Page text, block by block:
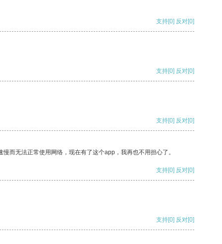
支持[0] 反对[0]
支持[0] 反对[0]
支持[0] 反对[0]
而无法正常使用网络，现在有了这个app，我再也不用担心了。
支持[0] 反对[0]
支持[0] 反对[0]